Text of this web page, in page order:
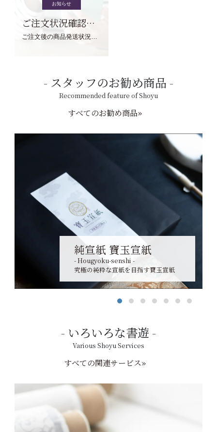
お知らせ
ご注文状況確認について
スタッフのお勧め商品
Recommended feature of Shoyu
すべてのお勧め商品»
純宣紙 寶玉宣紙
- Hougyoku-senshi -
究極の純粋な宣紙を目指す寶玉宣紙
いろいろな書遊
Various Shoyu Services
すべての関連サービス»